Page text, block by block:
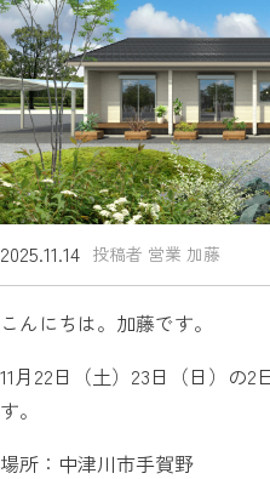
2025.11.14 投稿者 営業 加藤
こんにちは。加藤です。
11月22日（土）23日（日）の
す。
場所：中津川市手賀野